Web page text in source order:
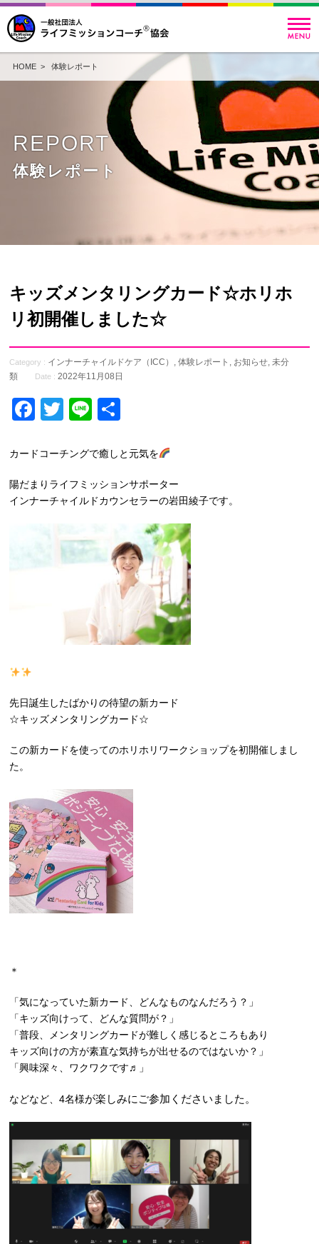
HOME> 体験レポート
REPORT
体験レポート
キッズメンタリングカード☆ホリホ
リ初開催しました☆
Category : インナーチャイルドケア（ICC） ,体験レポート , お知らせ,未分
類
Date : 2022年11月08日
Facebook
Twitter
Line
カードコーチングで癒しと元気を
陽だまりライフミッションサポーター
インナーチャイルドカウンセラーの岩田綾子です。
先日誕生したばかりの待望の新カード
☆キッズメンタリングカード☆
この新カードを使ってのホリホリワークショップを初開催しまし
た。
＊
「気になっていた新カード、どんなものなんだろう？」
「キッズ向けって、どんな質問が？」
「普段、メンタリングカードが難しく感じるところもあり
キッズ向けの方が素直な気持ちが出せるのではないか？」
「興味深々、ワクワクです♬」
などなど、4名様が楽しみにご参加くださいました。